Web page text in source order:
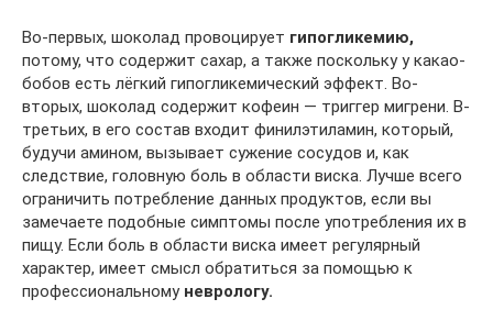
Во-первых, шоколад провоцирует гипогликемию,
потому, что содержит сахар, а также поскольку у какао-
бобов есть лёгкий гипогликемический эффект. Во-
вторых, шоколад содержит кофеин — триггер мигрени. В-
третьих, в его состав входит финилэтиламин, который,
будучи амином, вызывает сужение сосудов и, как
следствие, головную боль в области виска. Лучше всего
ограничить потребление данных продуктов, если вы
замечаете подобные симптомы после употребления их в
пищу. Если боль в области виска имеет регулярный
характер, имеет смысл обратиться за помощью к
профессиональному неврологу.